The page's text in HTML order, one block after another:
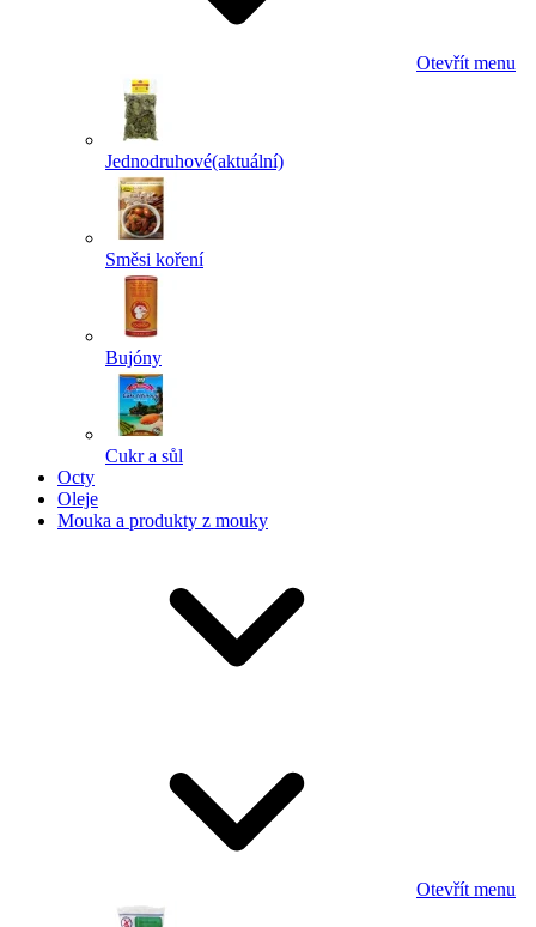
Otevřít menu
Jednodruhové(aktuální)
Směsi koření
Bujóny
Cukr a sůl
Octy
Oleje
Mouka a produkty z mouky
Otevřít menu
Powered by chaterimo